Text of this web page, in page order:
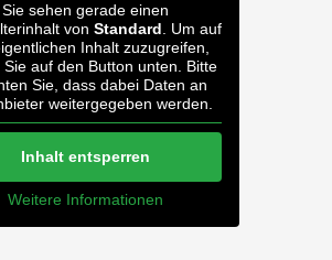
Sie sehen gerade einen
von Standard . Um auf
Inhalt zuzugreifen,
Sie auf den Button unten. Bitte
Sie, dass dabei Daten an
weitergegeben werden.
Inhalt entsperren
Weitere Informationen